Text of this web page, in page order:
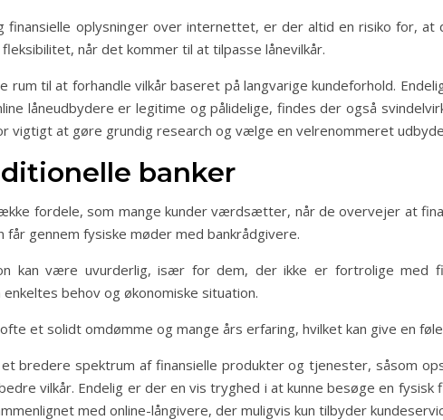
finansielle oplysninger over internettet, er der altid en risiko for,
når det kommer til at tilpasse lånevilkår.
rum til at forhandle vilkår baseret på langvarige kundeforhold.
låneudbydere er legitime og pålidelige, findes der også
vigtigt at gøre grundig research og vælge en velrenommeret
banker
fordele, som mange kunder værdsætter, når de overvejer at
får gennem fysiske møder med bankrådgivere.
kan være uvurderlig, især for dem, der ikke er fortrolige med
behov og økonomiske situation.
et solidt omdømme og mange års erfaring, hvilket kan give en
bredere spektrum af finansielle produkter og tjenester, såsom
vilkår. Endelig er der en vis tryghed i at kunne besøge en
med online-långivere, der muligvis kun tilbyder